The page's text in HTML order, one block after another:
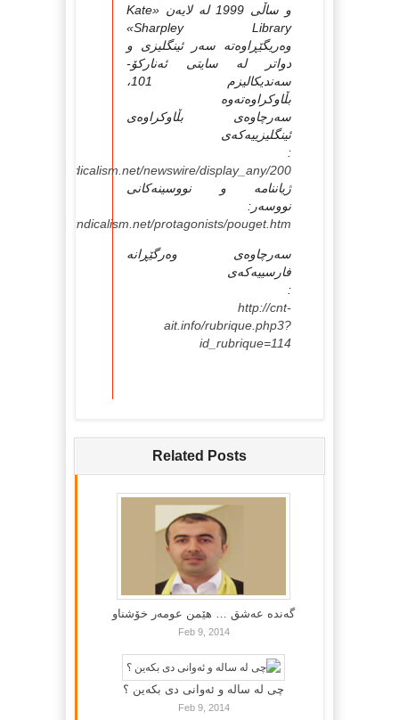
و ساڵی 1999 له‌ لایه‌ن «Kate
Sharpley Library»
وه‌ریگێڕاوه‌ته‌ سه‌ر ئینگلیزی و
دواتر له‌ سایتی ئه‌نارکۆ-
سه‌ندیکالیزم 101،
بڵاوکراوه‌ته‌وه‌
سه‌رچاوه‌ی بڵاوکراوه‌ی
ئینگلیزییه‌که‌ی
:
newswire/display_any/200
ژیاننامه‌ و نووسینه‌كانی
نووسه‌ر:
protagonists/pouget.htm
سه‌رچاوه‌ی وه‌رگێڕانه‌
فارسییه‌كه‌ی
:
http://cnt-
ait.info/rubrique.php3?
id_rubrique=114
Related Posts
گه‌نده‌ عه‌شق … هێمن عومه‌ر خۆشناو
Feb 9, 2014
چی لە سالە و ئەوانی دی بكەین ؟
Feb 9, 2014